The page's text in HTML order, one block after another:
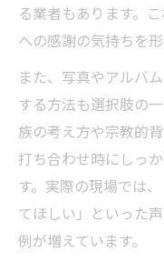
る業者もあります。
への感謝の気持ちを
また、写真やアルバ
する方法も選択肢の
族の考え方や宗教的
打ち合わせ時にしっ
す。実際の現場では
てほしい」といった
例が増えています。